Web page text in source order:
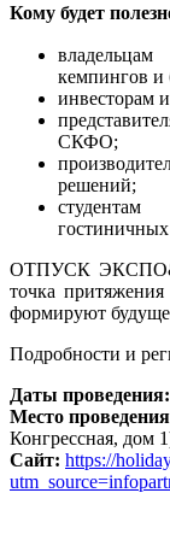
Кому будет
кемпингов и
инвесторам
СКФО;
решений;
гостиничных
ОТПУСК
точка
формируют
Подробности и
Даты проведения:
Место
Конгрессная, дом
Сайт: https://